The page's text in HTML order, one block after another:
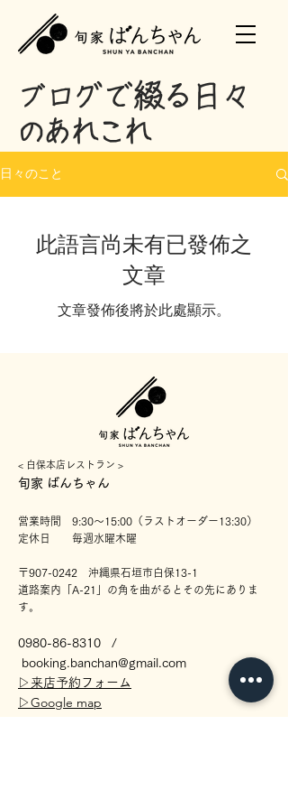
​ブログで綴る日々
のあれこれ
日々のこと
此語言尚未有已發佈之
文章
文章發佈後將於此處顯示。
< ​白保本店レストラン >
​旬家 ばんちゃん
営業時間 9:30〜15:00（ラストオーダー13:30）
定休日 毎週水曜木曜
〒907-0242 沖縄県石垣市白保13-1
道路案内「A-21」の角を曲がるとその先にありま
す。
0980-86-8310 /
booking.banchan@gmail.com
​▷ 来店予約フォーム
▷Google map